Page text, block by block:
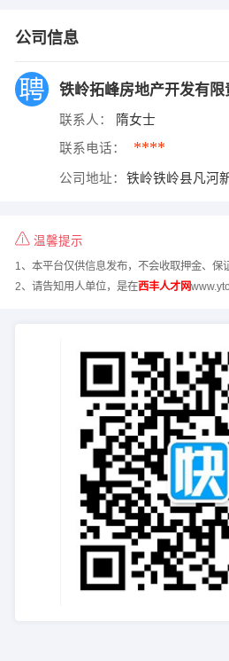
公司信息
铁岭拓峰房地产开发有限
联系人： 隋女士
联系电话： ****
公司地址： 铁岭铁岭县凡河
温馨提示
1、本平台仅供信息发布，不会收取押金、保
2、请告知用人单位，是在西丰人才网